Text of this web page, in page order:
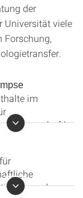
der
Universität viele
Forschung,
im
im
Global
an der